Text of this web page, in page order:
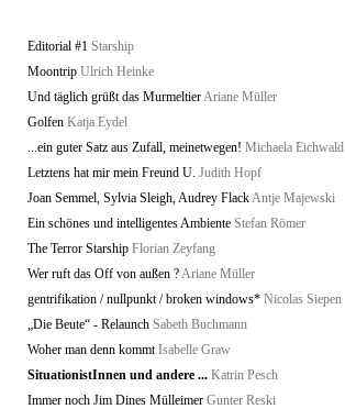
Editorial #1 Starship
Moontrip Ulrich Heinke
Und täglich grüßt das Murmeltier Ariane Müller
Golfen Katja Eydel
...ein guter Satz aus Zufall, meinetwegen! Michaela Eichwald
Letztens hat mir mein Freund U. Judith Hopf
Joan Semmel, Sylvia Sleigh, Audrey Flack Antje Majewski
Ein schönes und intelligentes Ambiente Stefan Römer
The Terror Starship Florian Zeyfang
Wer ruft das Off von außen ? Ariane Müller
gentrifikation / nullpunkt / broken windows* Nicolas Siepen
„Die Beute“ - Relaunch Sabeth Buchmann
Woher man denn kommt Isabelle Graw
SituationistInnen und andere ... Katrin Pesch
Immer noch Jim Dines Mülleimer Gunter Reski